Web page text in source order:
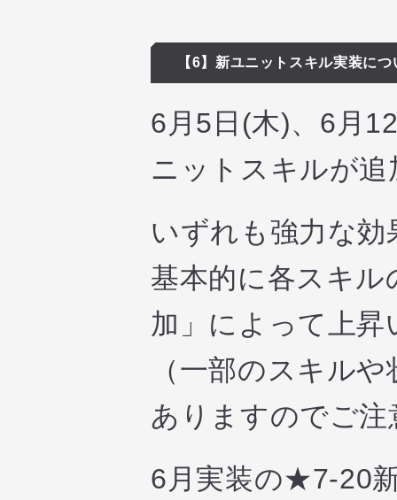
【6】新ユニットスキル実装につ
6月5日(木)、6月
ニットスキルが
いずれも強力な
基本的に各スキ
加」によって上
（一部のスキル
ありますのでご
6月実装の★7-20